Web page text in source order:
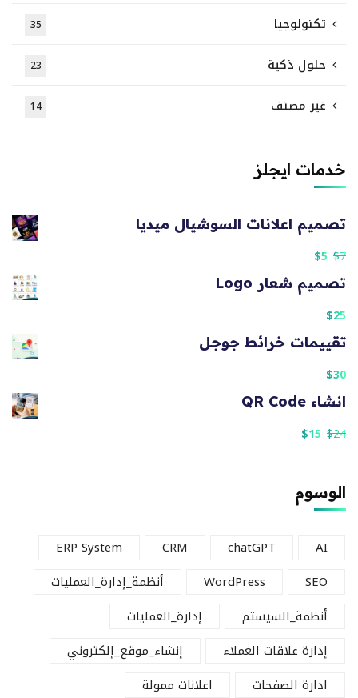
تكنولوجيا 35
حلول ذكية 23
غير مصنف 14
خدمات ايجلز
تصميم اعلانات السوشيال ميديا
$7
$5
تصميم شعار Logo
$25
تقييمات خرائط جوجل
$30
انشاء QR Code
$24
$15
الوسوم
AI
chatGPT
CRM
ERP System
SEO
WordPress
أنظمة_إدارة_العمليات
أنظمة_السيستم
إدارة_العمليات
إدارة علاقات العملاء
إنشاء_موقع_إلكتروني
ادارة الصفحات
اعلانات ممولة